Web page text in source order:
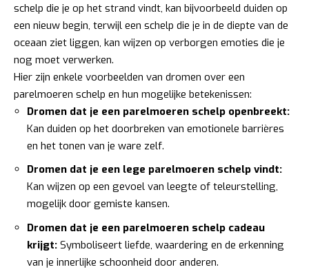
schelp die je op het strand vindt, kan bijvoorbeeld duiden op
een nieuw begin, terwijl een schelp die je in de diepte van de
oceaan ziet liggen, kan wijzen op verborgen emoties die je
nog moet verwerken.
Hier zijn enkele voorbeelden van dromen over een
parelmoeren schelp en hun mogelijke betekenissen:
Dromen dat je een parelmoeren schelp openbreekt:
Kan duiden op het doorbreken van emotionele barrières
en het tonen van je ware zelf.
Dromen dat je een lege parelmoeren schelp vindt:
Kan wijzen op een gevoel van leegte of teleurstelling,
mogelijk door gemiste kansen.
Dromen dat je een parelmoeren schelp cadeau
krijgt: Symboliseert liefde, waardering en de erkenning
van je innerlijke schoonheid door anderen.